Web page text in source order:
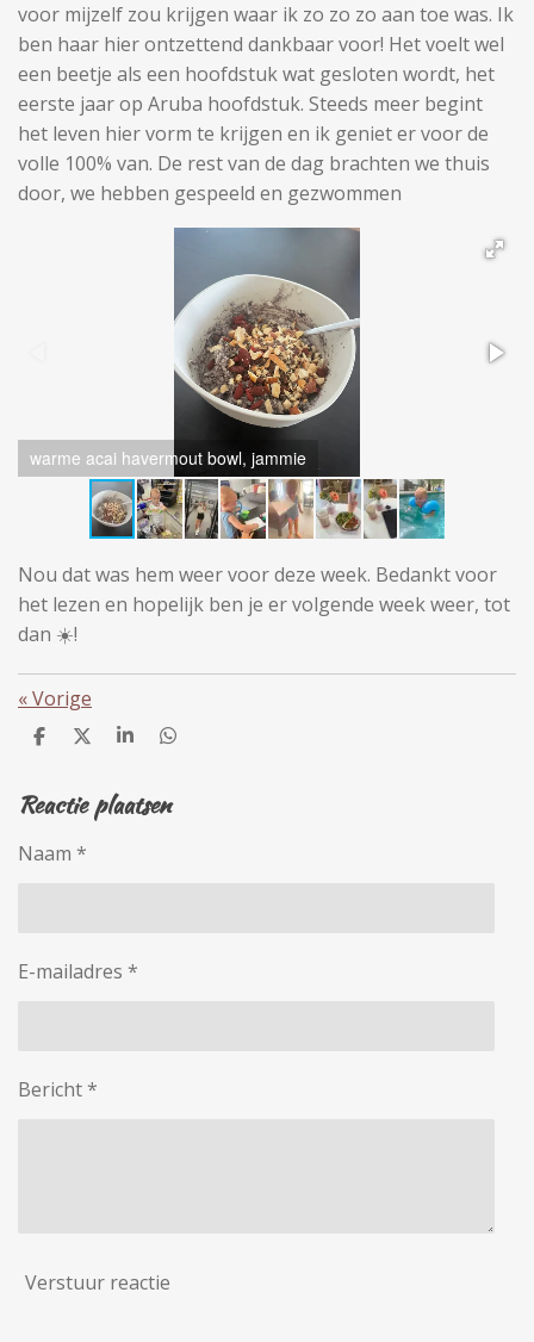
voor mijzelf zou krijgen waar ik zo zo zo aan toe was. Ik
ben haar hier ontzettend dankbaar voor! Het voelt wel
een beetje als een hoofdstuk wat gesloten wordt, het
eerste jaar op Aruba hoofdstuk. Steeds meer begint
het leven hier vorm te krijgen en ik geniet er voor de
volle 100% van. De rest van de dag brachten we thuis
door, we hebben gespeeld en gezwommen
warme acai havermout bowl, jammie
Nou dat was hem weer voor deze week. Bedankt voor
het lezen en hopelijk ben je er volgende week weer, tot
dan ☀️!
«Vorige
D
e
n
D
l
S
r
e
D
e
n
Reactie plaatsen
Naam *
E-mailadres *
Bericht *
Verstuur reactie